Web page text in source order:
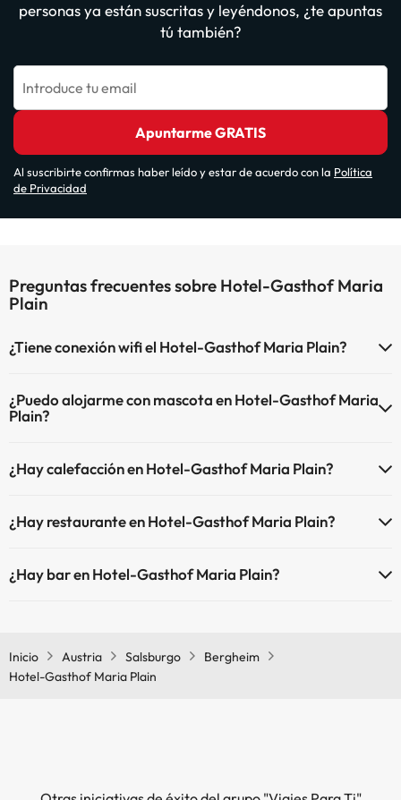
personas ya están suscritas y leyéndonos, ¿te apuntas
tú también?
Introduce tu email
Apuntarme GRATIS
Al suscribirte confirmas haber leído y estar de acuerdo con la Política
de Privacidad
Preguntas frecuentes sobre Hotel-Gasthof Maria
Plain
¿Tiene conexión wifi el Hotel-Gasthof Maria Plain?
¿Puedo alojarme con mascota en Hotel-Gasthof Maria
Plain?
y de pago directo en hotel). Consulta las condiciones.
¿Hay calefacción en Hotel-Gasthof Maria Plain?
comunes.
¿Hay restaurante en Hotel-Gasthof Maria Plain?
¿Hay bar en Hotel-Gasthof Maria Plain?
Inicio Austria Salsburgo
Bergheim
Hotel-Gasthof Maria Plain